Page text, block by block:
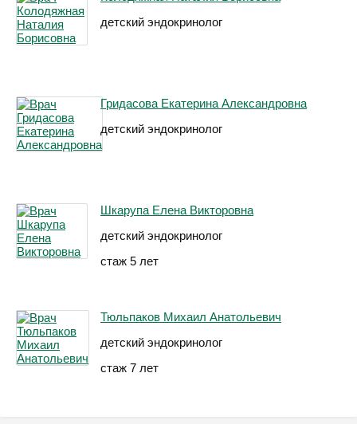
детский эндокринолог
Гридасова Екатерина Александровна
детский эндокринолог
Шкарупа Елена Викторовна
детский эндокринолог
стаж 5 лет
Тюльпаков Михаил Анатольевич
детский эндокринолог
стаж 7 лет